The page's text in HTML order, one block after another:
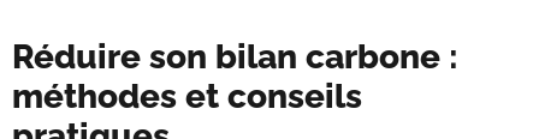
Réduire son bilan carbone :
méthodes et conseils